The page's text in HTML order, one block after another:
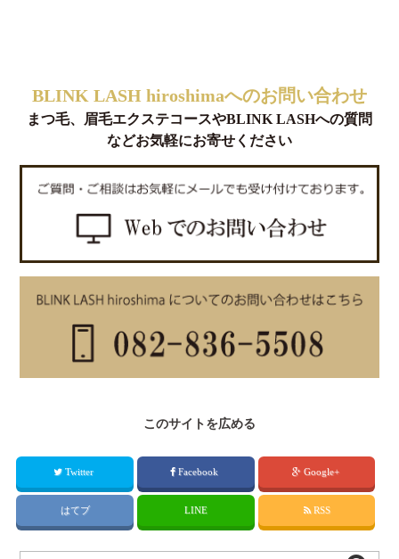
BLINK LASH hiroshimaへのお問い合わせ
まつ毛、眉毛エクステコースやBLINK LASHへの質問
などお気軽にお寄せください
このサイトを広める
Twitter Facebook Google+
はてブ LINE RSS